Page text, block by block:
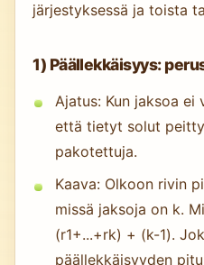
järjestyksessä ja toista
1) Päällekkäisyys:
Ajatus: Kun jaksoa
että tietyt solut
pakotettuja.
Kaava: Olkoon rivin
missä jaksoja on k.
(r1+...+rk) + (k-1).
päällekkäisyyden